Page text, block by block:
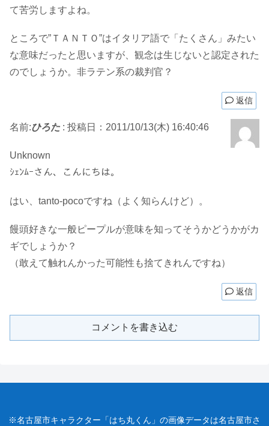
て苦労しますよね。
ところで”ＴＡＮＴＯ”はイタリア語で「たくさん」みたい
な意味だったと思いますが、観念は生じないと認定された
のでしょうか。非ラテン系の裁判官？
返信
名前:ひろた : 投稿日：2011/10/13(木) 16:40:46
Unknown
ｼｪﾝﾑｰさん、こんにちは。
はい、tanto-pocoですね（よく知らんけど）。
饅頭好きな一般ピープルが意味を知ってそうかどうかがカ
ギでしょうか？
（敢えて触れんかった可能性も捨てきれんですね）
返信
コメントを書き込む
※名古屋市キャラクター「はち丸くん」の画像データは名古屋市さ